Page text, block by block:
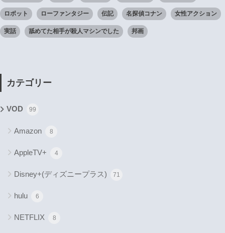
ロボット ローファンタジー 伝記 名探偵コナン 女性アクション
実話 舐めてた相手が殺人マシンでした 邦画
カテゴリー
VOD 99
Amazon 8
AppleTV+ 4
Disney+(ディズニープラス) 71
hulu 6
NETFLIX 8